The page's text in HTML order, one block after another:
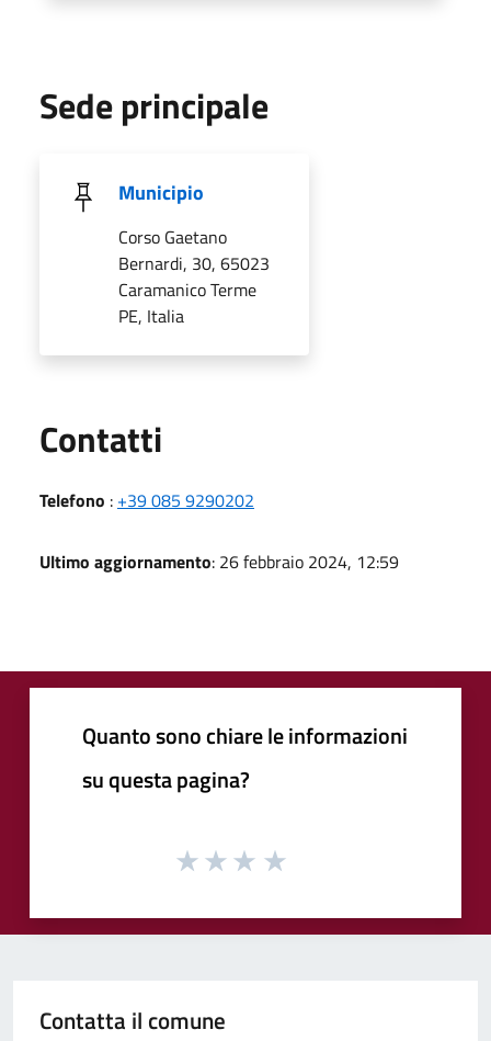
Sede principale
Municipio
Corso Gaetano
Bernardi, 30, 65023
Caramanico Terme
PE, Italia
Contatti
Telefono : +39 085 9290202
Ultimo aggiornamento: 26 febbraio 2024, 12:59
Quanto sono chiare le informazioni
su questa pagina?
Contatta il comune